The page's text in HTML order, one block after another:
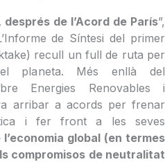
de l’Acord de París”,
de Síntesi del primer
recull un full de ruta per
planeta. Més enllà del
Energies Renovables i
arribar a acords per frenar
i fer front a les seves
l’economia global (en termes
compromisos de neutralitat